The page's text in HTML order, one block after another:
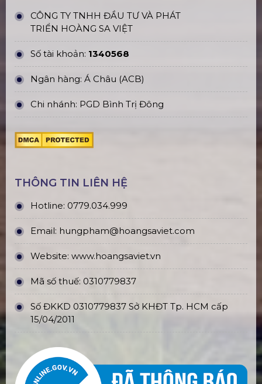
CÔNG TY TNHH ĐẦU TƯ VÀ PHÁT
TRIỂN HOÀNG SA VIỆT
Số tài khoản: 1340568
Ngân hàng: Á Châu (ACB)
Chi nhánh: PGD Bình Trị Đông
THÔNG TIN LIÊN HỆ
Hotline: 0779.034.999
Email: hungpham@hoangsaviet.com
Website: www.hoangsaviet.vn
Mã số thuế: 0310779837
Số ĐKKD 0310779837 Sở KHĐT Tp. HCM cấp
15/04/2011